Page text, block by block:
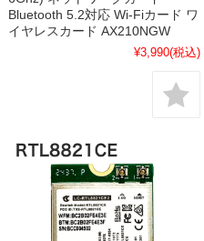
Bluetooth 5.2対応 Wi-Fiカード ワ
イヤレスカード AX210NGW
¥3,990(税込)